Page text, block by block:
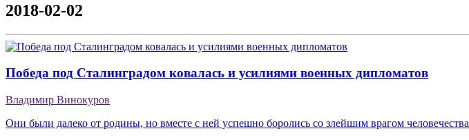
2018-02-02
Победа под Сталинградом ковалась и усилиями военных дипломатов
Владимир Винокуров
Они были далеко от родины, но вместе с ней успешно боролись со злейшим врагом человечества